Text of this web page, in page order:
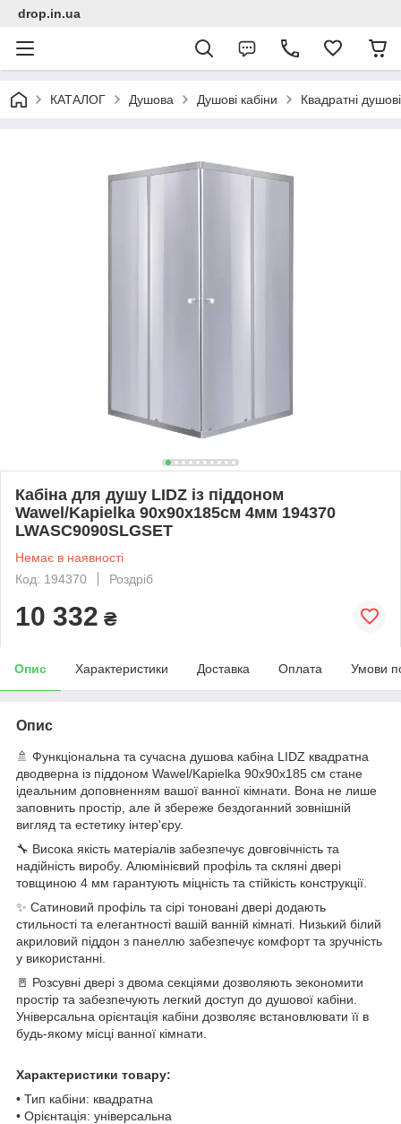
drop.in.ua
КАТАЛОГ Душова Душові кабіни Квадратні
Кабіна для душу LIDZ із піддоном
Wawel/Kapielka 90x90x185см 4мм 194370
LWASC9090SLGSET
Немає в наявності
Код: 194370
Роздріб
10 332 ₴
Опис Характеристики Доставка Оплата Умови
Опис
🚿 Функціональна та сучасна душова кабіна LIDZ квадратна
дводверна із піддоном Wawel/Kapielka 90x90x185 см стане
ідеальним доповненням вашої ванної кімнати. Вона не лише
заповнить простір, але й збереже бездоганний зовнішній
вигляд та естетику інтер'єру.
🔧 Висока якість матеріалів забезпечує довговічність та
надійність виробу. Алюмінієвий профіль та скляні двері
товщиною 4 мм гарантують міцність та стійкість конструкції.
✨ Сатиновий профіль та сірі тоновані двері додають
стильності та елегантності вашій ванній кімнаті. Низький білий
акриловий піддон з панеллю забезпечує комфорт та зручність
у використанні.
🚪 Розсувні двері з двома секціями дозволяють зекономити
простір та забезпечують легкий доступ до душової кабіни.
Універсальна орієнтація кабіни дозволяє встановлювати її в
будь-якому місці ванної кімнати.
Характеристики товару:
• Тип кабіни: квадратна
• Орієнтація: універсальна